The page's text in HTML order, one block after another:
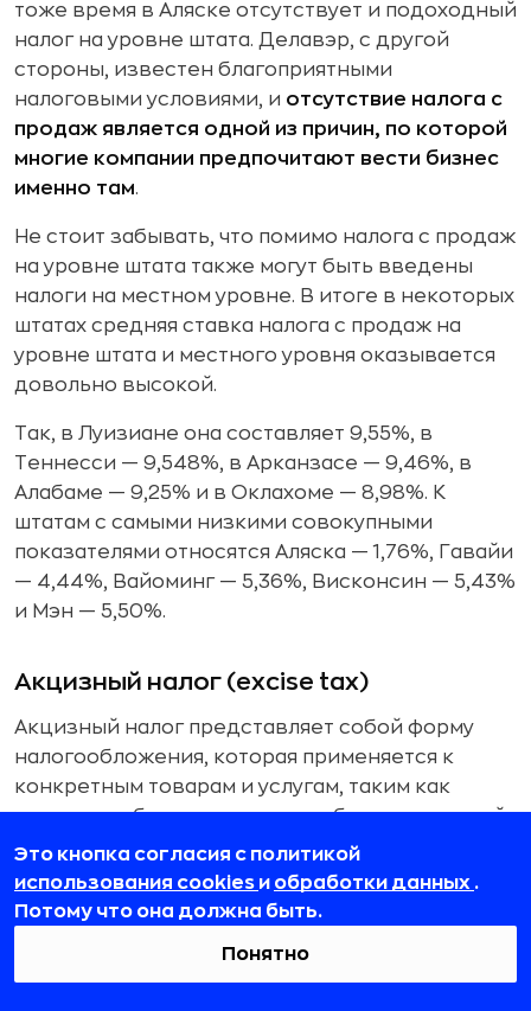
тоже время в Аляске отсутствует и подоходный
налог на уровне штата. Делавэр, с другой
стороны, известен благоприятными
налоговыми условиями, и отсутствие налога с
продаж является одной из причин, по которой
многие компании предпочитают вести бизнес
именно там.
Не стоит забывать, что помимо налога с продаж
на уровне штата также могут быть введены
налоги на местном уровне. В итоге в некоторых
штатах средняя ставка налога с продаж на
уровне штата и местного уровня оказывается
довольно высокой.
Так, в Луизиане она составляет 9,55%, в
Теннесси — 9,548%, в Арканзасе — 9,46%, в
Алабаме — 9,25% и в Оклахоме — 8,98%. К
штатам с самыми низкими совокупными
показателями относятся Аляска — 1,76%, Гавайи
— 4,44%, Вайоминг — 5,36%, Висконсин — 5,43%
и Мэн — 5,50%.
Акцизный налог (excise tax)
Акцизный налог представляет собой форму
налогообложения, которая применяется к
конкретным товарам и услугам, таким как
топливо, табак, алкоголь, авиабилеты, солярий
и многие другие. Предприятия, предлагающие
такие товары и услуги, обязаны уплачивать
акцизные сборы. Акцизы могут взиматься
правительством штата или местными властями.
Это кнопка согласия с политикой
использования cookies и обработки данных .
Потому что она должна быть.
Понятно